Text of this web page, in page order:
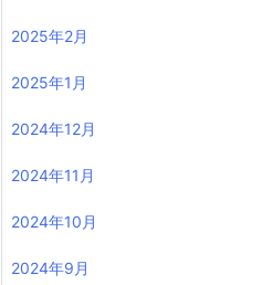
2025年2月
2025年1月
2024年12月
2024年11月
2024年10月
2024年9月